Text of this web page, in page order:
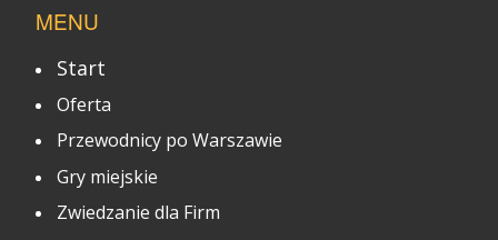
MENU
Start
Oferta
Przewodnicy po Warszawie
Gry miejskie
Zwiedzanie dla Firm